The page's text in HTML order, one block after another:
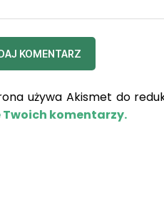
używa Akismet do
Twoich komentarzy.